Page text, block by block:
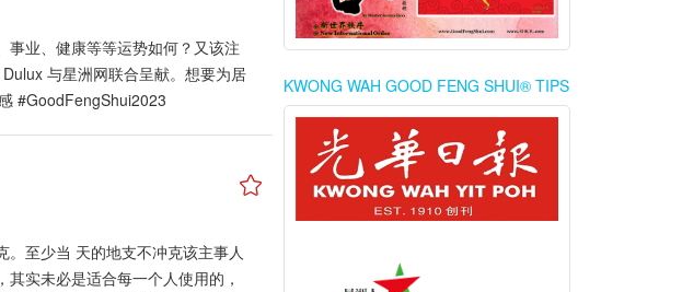
业、健康等等运势如何？又该注
与星洲网联合呈献。想要为居
#GoodFengShui2023
至少当 天的地支不冲克该主事人
实未必是适合每一个人使用的，
KWONG WAH GOOD FENG SHUI® TIPS